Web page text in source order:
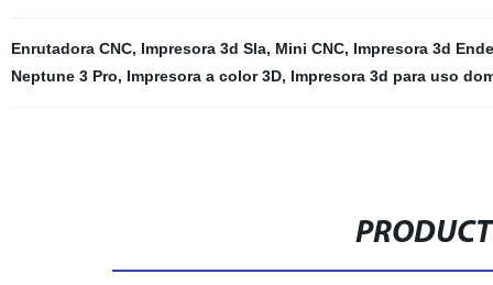
Enrutadora CNC, Impresora 3d Sla, Mini CNC, Impresora 3d
Neptune 3 Pro, Impresora a color 3D, Impresora 3d para uso